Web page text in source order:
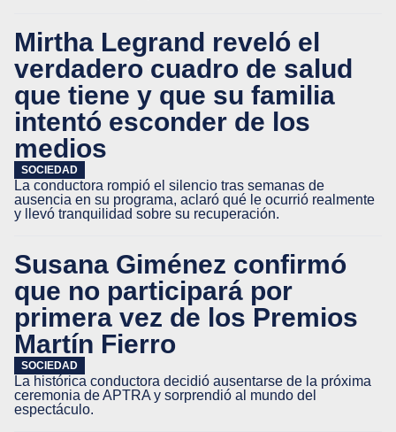
Mirtha Legrand reveló el
verdadero cuadro de salud
que tiene y que su familia
intentó esconder de los
medios
SOCIEDAD
La conductora rompió el silencio tras semanas de
ausencia en su programa, aclaró qué le ocurrió realmente
y llevó tranquilidad sobre su recuperación.
Susana Giménez confirmó
que no participará por
primera vez de los Premios
Martín Fierro
SOCIEDAD
La histórica conductora decidió ausentarse de la próxima
ceremonia de APTRA y sorprendió al mundo del
espectáculo.